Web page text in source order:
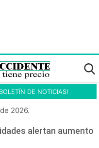
DE NOTICIAS!
2026.
alertan aumento